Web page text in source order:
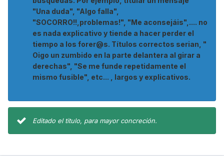
"Una duda", "Algo falla",
"SOCORRO!!,problemas!", "Me aconsejáis",.... no
es nada explicativo y tiende a hacer perder el
tiempo a los forer@s. Títulos correctos serian, "
Oigo un zumbido en la parte delantera al girar a
derechas", "Se me funde repetidamente el
mismo fusible", etc... , largos y explicativos.
Editado el titulo, para mayor concreción.